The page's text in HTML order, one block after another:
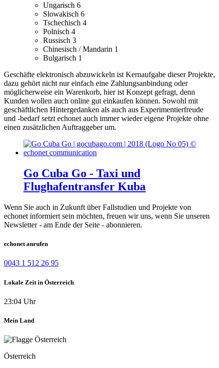
Ungarisch 6
Slowakisch 6
Tschechisch 4
Polnisch 4
Russisch 3
Chinesisch / Mandarin 1
Bulgarisch 1
Geschäfte elektronisch abzuwickeln ist Kernaufgabe dieser Projekte,
dazu gehört nicht nur einfach eine Zahlungsanbindung oder
möglicherweise ein Warenkorb, hier ist Konzept gefragt, denn
Kunden wollen auch online gut einkaufen können. Sowohl mit
geschäftlichen Hintergedanken als auch aus Experimentierfreude
und -bedarf setzt echonet auch immer wieder eigene Projekte ohne
einen zusätzlichen Auftraggeber um.
Go Cuba Go - Taxi und
Flughafentransfer Kuba
Wenn Sie auch in Zukunft über Fallstudien und Projekte von
echonet informiert sein möchten, freuen wir uns, wenn Sie unseren
Newsletter - am Ende der Seite - abonnieren.
echonet anrufen
0043 1 512 26 95
Lokale Zeit in Österreich
23:04 Uhr
Mein Land
Österreich